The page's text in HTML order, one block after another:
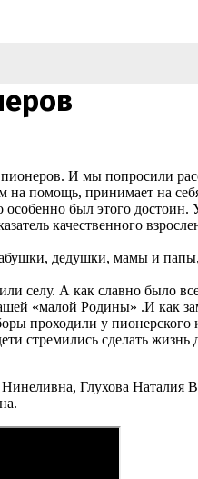
И мы попросили
на помощь, принимает на
был этого
качественного
дедушки, мамы и папы,
селу. А как славно было
«малой Родины» .И как
проходили у
стремились сделать
Глухова